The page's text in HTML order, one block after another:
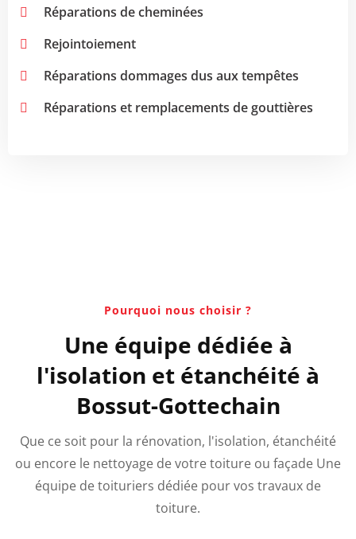
Réparations de cheminées
Rejointoiement
Réparations dommages dus aux tempêtes
Réparations et remplacements de gouttières
Pourquoi nous choisir ?
Une équipe dédiée à
l'isolation et étanchéité à
Bossut-Gottechain
Que ce soit pour la rénovation, l'isolation, étanchéité
ou encore le nettoyage de votre toiture ou façade Une
équipe de toituriers dédiée pour vos travaux de
toiture.